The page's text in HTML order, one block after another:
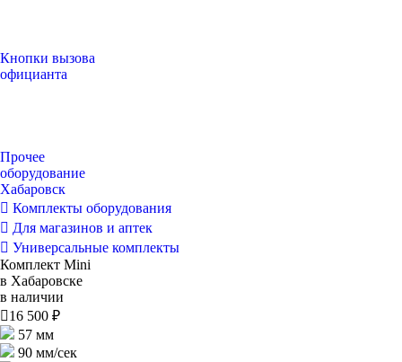
Кнопки вызова
официанта
Прочее
оборудование
Хабаровск
Комплекты оборудования
Для магазинов и аптек
Универсальные комплекты
Комплект Mini
в Хабаровске
в наличии
16 500 ₽
57 мм
90 мм/сек